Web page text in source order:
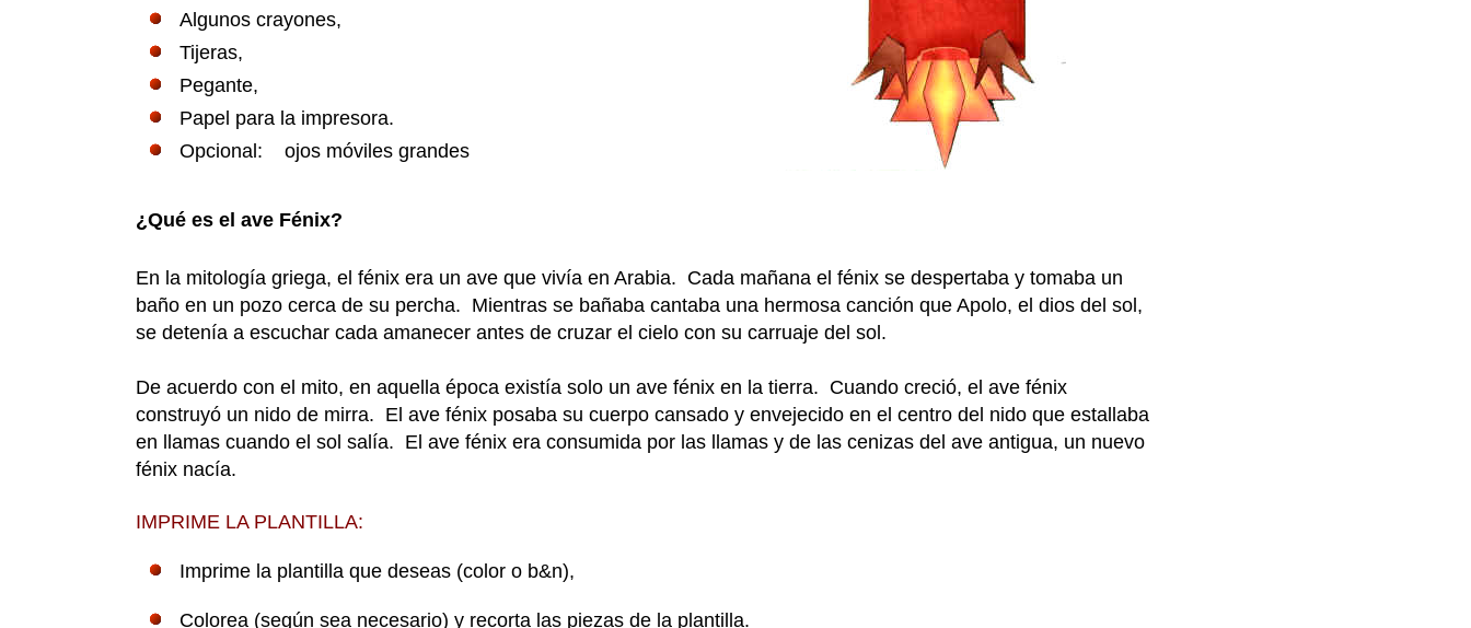
Algunos crayones,
Tijeras,
Pegante,
Papel para la impresora.
Opcional: ojos móviles grandes
¿Qué es el ave Fénix?
En la mitología griega, el fénix era un ave que vivía en Arabia. Cada mañana el fénix se despertaba y tomaba un
baño en un pozo cerca de su percha. Mientras se bañaba cantaba una hermosa canción que Apolo, el dios del sol,
se detenía a escuchar cada amanecer antes de cruzar el cielo con su carruaje del sol.
De acuerdo con el mito, en aquella época existía solo un ave fénix en la tierra. Cuando creció, el ave fénix
construyó un nido de mirra. El ave fénix posaba su cuerpo cansado y envejecido en el centro del nido que estallaba
en llamas cuando el sol salía. El ave fénix era consumida por las llamas y de las cenizas del ave antigua, un nuevo
fénix nacía.
IMPRIME LA PLANTILLA:
Imprime la plantilla que deseas (color o b&n),
Colorea (según sea necesario) y recorta las piezas de la plantilla.